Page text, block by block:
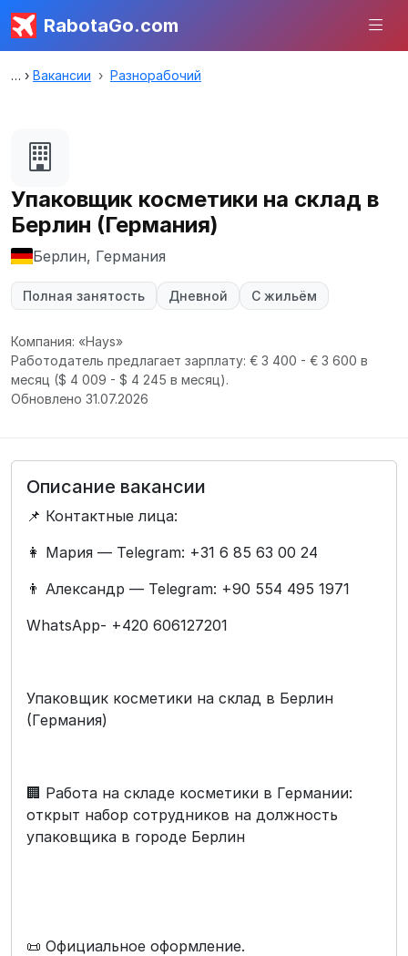
RabotaGo.com
Вакансии Разнорабочий
Упаковщик косметики на склад в
Берлин (Германия)
Берлин, Германия
Полная занятость Дневной С жильём
Компания: «Hays»
Работодатель предлагает зарплату: € 3 400 - € 3 600 в
месяц ($ 4 009 - $ 4 245 в месяц).
Обновлено 31.07.2026
Описание вакансии
📌 Контактные лица:
👩 Мария — Telegram: +31 6 85 63 00 24
👨 Александр — Telegram: +90 554 495 1971
WhatsApp- +420 606127201
Упаковщик косметики на склад в Берлин
(Германия)
🏢 Работа на складе косметики в Германии:
открыт набор сотрудников на должность
упаковщика в городе Берлин
📜 Официальное оформление.